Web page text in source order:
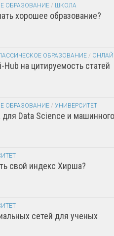
ОБРАЗОВАНИЕ / ШКОЛА
хорошее образование?
ОБРАЗОВАНИЕ /
на цитируемость статей
ОБРАЗОВАНИЕ / УНИВЕРСИТЕТ
для Data Science и
свой индекс Хирша?
сетей для ученых